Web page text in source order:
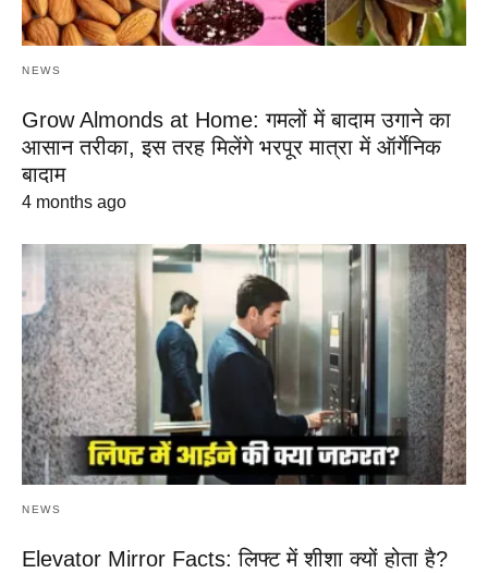
NEWS
Grow Almonds at Home: गमलों में बादाम उगाने का
आसान तरीका, इस तरह मिलेंगे भरपूर मात्रा में ऑर्गेनिक
बादाम
4 months ago
NEWS
Elevator Mirror Facts: लिफ्ट में शीशा क्यों होता है?